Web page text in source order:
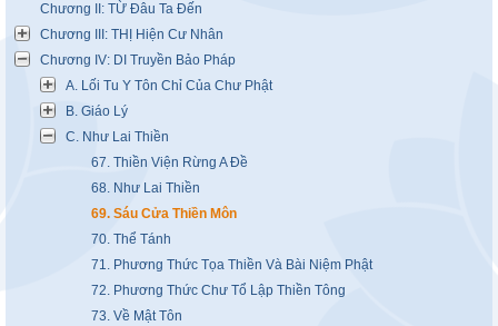
Chương II: TỪ Đâu Ta Đến
Chương III: THỊ Hiện Cư Nhân
Chương IV: DI Truyền Bảo Pháp
A. Lối Tu Y Tôn Chỉ Của Chư Phật
B. Giáo Lý
C. Như Lai Thiền
67. Thiền Viện Rừng A Đề
68. Như Lai Thiền
69. Sáu Cửa Thiền Môn
70. Thể Tánh
71. Phương Thức Tọa Thiền Và Bài Niệm Phật
72. Phương Thức Chư Tổ Lập Thiền Tông
73. Về Mật Tôn